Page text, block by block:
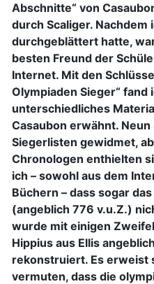
Abschnitte“ von
durch Scaliger.
durchgeblättert hatte,
besten Freund der
Internet. Mit den
Olympiaden Sieger“ fand
unterschiedliches
Casaubon erwähnt.
Siegerlisten gewidmet,
Chronologen enthielten
ich – sowohl aus dem
Büchern – dass sogar
(angeblich 776 v.u.Z.)
wurde mit einigen
Hippius aus Ellis
rekonstruiert. Es erweist
vermuten, dass die